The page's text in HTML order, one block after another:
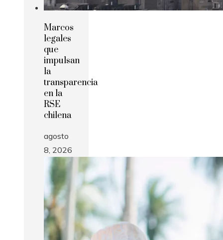
Marcos
legales
que
impulsan
la
transparencia
en la
RSE
chilena
agosto
8, 2026